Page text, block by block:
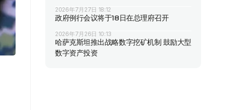
2026年7月27日 18:12
政府例行会议将于18日在总理府召开
2026年7月26日 10:13
哈萨克斯坦推出战略数字挖矿机制 鼓励大型
数字资产投资